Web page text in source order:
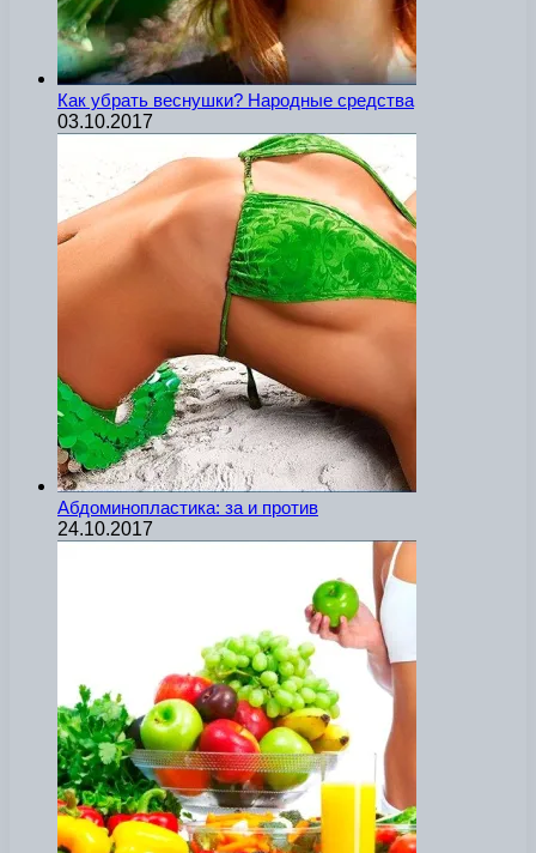
Как убрать веснушки? Народные средства
03.10.2017
Абдоминопластика: за и против
24.10.2017